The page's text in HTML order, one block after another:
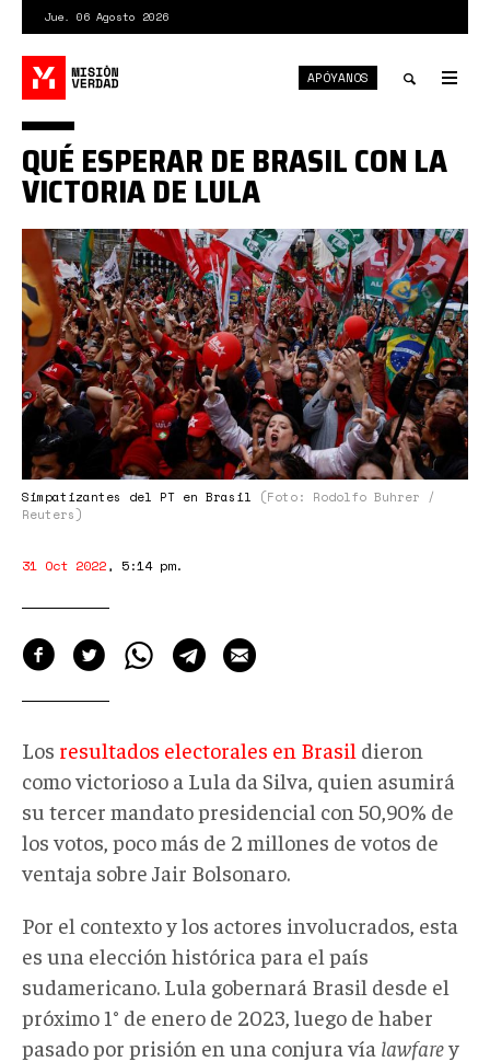
contenido
principal
Jue. 06 Agosto 2026
search
APÓYANOS
PT
Brasil.jpg
Simpatizantes del PT en Brasil
(Foto: Rodolfo Buhrer /
Reuters)
QUÉ ESPERAR DE BRASIL CON LA
VICTORIA DE LULA
31 Oct 2022, 5:14 pm.
Los resultados electorales en Brasil dieron
como victorioso a Lula da Silva, quien asumirá
su tercer mandato presidencial con 50,90% de
los votos, poco más de 2 millones de votos de
ventaja sobre Jair Bolsonaro.
Por el contexto y los actores involucrados, esta
es una elección histórica para el país
sudamericano. Lula gobernará Brasil desde el
próximo 1° de enero de 2023, luego de haber
pasado por prisión en una conjura vía lawfarey